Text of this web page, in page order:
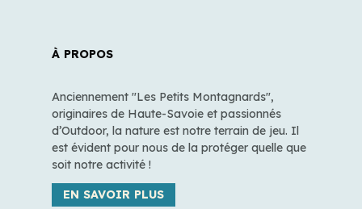
À PROPOS
Anciennement "Les Petits Montagnards",
originaires de Haute-Savoie et passionnés
d’Outdoor, la nature est notre terrain de jeu. Il
est évident pour nous de la protéger quelle que
soit notre activité !
EN SAVOIR PLUS